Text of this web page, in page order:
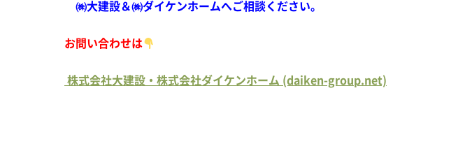
㈱大建設＆㈱ダイケンホームへご相談ください。
お問い合わせは
株式会社大建設・株式会社ダイケンホーム (daiken-group.net)